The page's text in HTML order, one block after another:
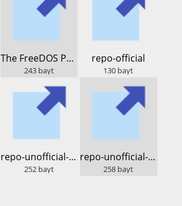
​The FreeDOS Project
243 bayt
​repo-official
130 bayt
​repo-unofficial-lod.bz
252 bayt
​repo-unofficial-sparky
258 bayt